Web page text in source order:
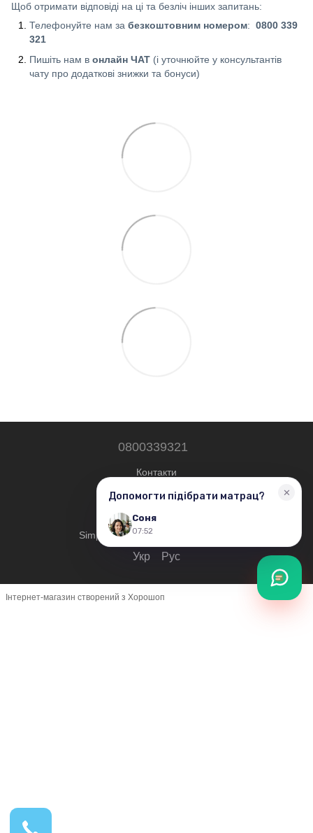
Щоб отримати відповіді на ці та безліч інших запитань:
Телефонуйте нам за безкоштовним номером: 0800 339
321
Пишіть нам в онлайн ЧАТ (і уточнюйте у консультантів
чату про додаткові знижки та бонуси)
0800339321
Контакти
Повна версія сайту
© 2019—2026
Simplershop - Всі права захищені.
Укр Рус
Інтернет-магазин створений з Хорошоп